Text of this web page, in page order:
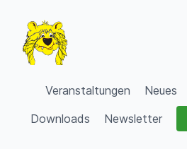
VVV Burgdorf
Veranstaltungen Neues
Downloads
Newsletter